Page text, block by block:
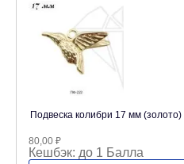
Подвеска колибри 17 мм (золото)
80,00 ₽
Кешбэк: до 1 Балла